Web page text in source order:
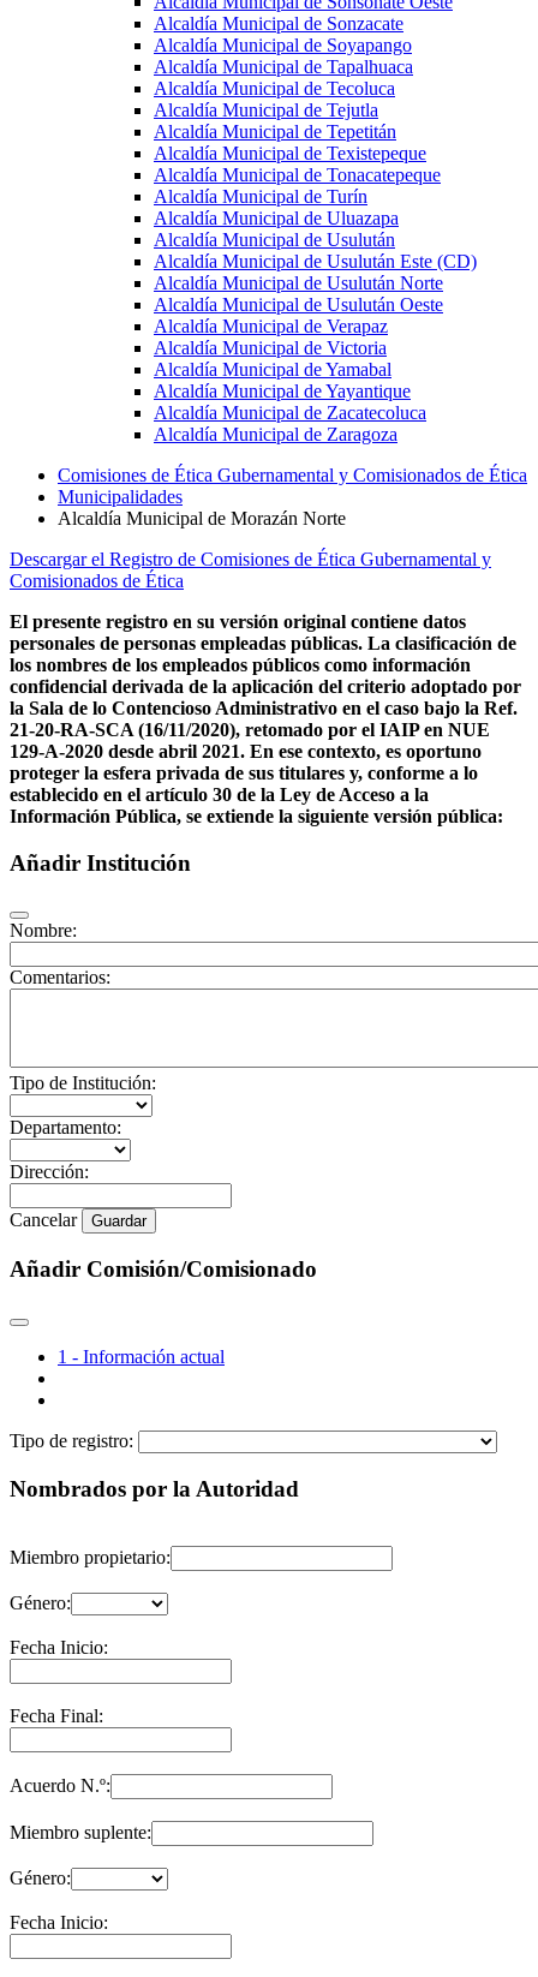
Alcaldía Municipal de Sonzacate
Alcaldía Municipal de Soyapango
Alcaldía Municipal de Tapalhuaca
Alcaldía Municipal de Tecoluca
Alcaldía Municipal de Tejutla
Alcaldía Municipal de Tepetitán
Alcaldía Municipal de Texistepeque
Alcaldía Municipal de Tonacatepeque
Alcaldía Municipal de Turín
Alcaldía Municipal de Uluazapa
Alcaldía Municipal de Usulután
Alcaldía Municipal de Usulután Este (CD)
Alcaldía Municipal de Usulután Norte
Alcaldía Municipal de Usulután Oeste
Alcaldía Municipal de Verapaz
Alcaldía Municipal de Victoria
Alcaldía Municipal de Yamabal
Alcaldía Municipal de Yayantique
Alcaldía Municipal de Zacatecoluca
Alcaldía Municipal de Zaragoza
Comisiones de Ética Gubernamental y Comisionados de Ética
Municipalidades
Alcaldía Municipal de Morazán Norte
Descargar el Registro de Comisiones de Ética Gubernamental y
Comisionados de Ética
El presente registro en su versión original contiene datos
personales de personas empleadas públicas. La clasificación de
los nombres de los empleados públicos como información
confidencial derivada de la aplicación del criterio adoptado por
la Sala de lo Contencioso Administrativo en el caso bajo la Ref.
21-20-RA-SCA (16/11/2020), retomado por el IAIP en NUE
129-A-2020 desde abril 2021. En ese contexto, es oportuno
proteger la esfera privada de sus titulares y, conforme a lo
establecido en el artículo 30 de la Ley de Acceso a la
Información Pública, se extiende la siguiente versión pública:
Añadir Institución
Nombre:
Comentarios:
Tipo de Institución:
Departamento:
Dirección:
Cancelar Guardar
Añadir Comisión/Comisionado
1 - Información actual
Tipo de registro:
Nombrados por la Autoridad
Miembro propietario:
Género:
Fecha Inicio:
Fecha Final:
Acuerdo N.º:
Miembro suplente:
Género:
Fecha Inicio: